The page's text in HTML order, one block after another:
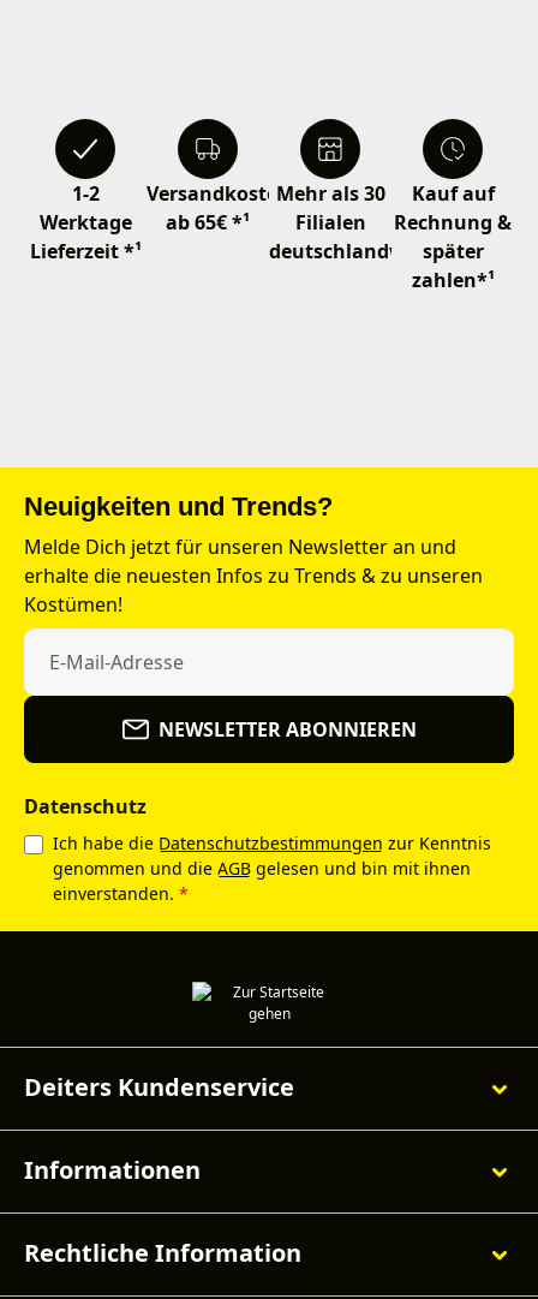
1-2
Werktage
Lieferzeit *¹
Versandkostenfrei
ab 65€ *¹
Mehr als 30
Filialen
deutschlandweit
Kauf auf
Rechnung &
später
zahlen*¹
Neuigkeiten und Trends?
Melde Dich jetzt für unseren Newsletter an und
erhalte die neuesten Infos zu Trends & zu unseren
Kostümen!
NEWSLETTER ABONNIEREN
Datenschutz
Ich habe die Datenschutzbestimmungen zur Kenntnis
genommen und die AGB gelesen und bin mit ihnen
einverstanden. *
Deiters Kundenservice
Informationen
Rechtliche Information